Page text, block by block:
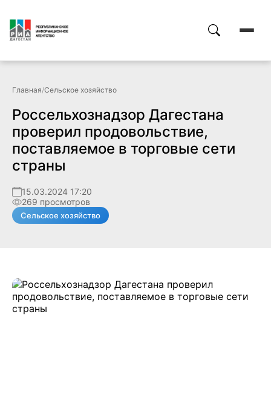
Главная/Сельское хозяйство
Россельхознадзор Дагестана
проверил продовольствие,
поставляемое в торговые сети
страны
15.03.2024 17:20
269 просмотров
Сельское хозяйство